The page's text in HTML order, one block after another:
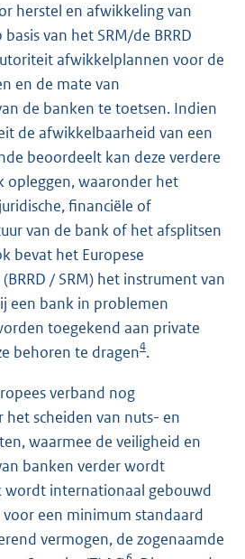
herstel en afwikkeling van
basis van het SRM/de BRRD
afwikkelplannen voor de
en de mate van
de banken te toetsen. Indien
de afwikkelbaarheid van een
beoordeelt kan deze verdere
opleggen, waaronder het
financiële of
van de bank of het afsplitsen
bevat het Europese
/ SRM) het instrument van
een bank in problemen
toegekend aan private
behoren te dragen4.
verband nog
scheiden van nuts- en
waarmee de veiligheid en
banken verder wordt
wordt internationaal gebouwd
een minimum standaard
vermogen, de zogenaamde